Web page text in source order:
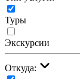
Туры
Экскурсии
Откуда: